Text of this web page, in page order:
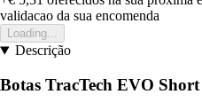
validacao da sua encomenda
Loading...
Descrição
Botas TracTech EVO